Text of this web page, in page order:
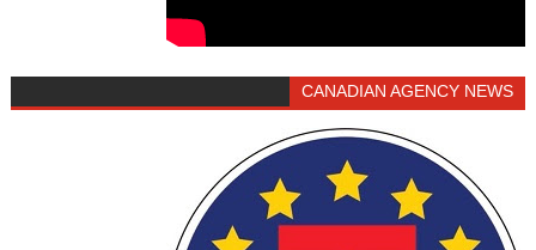
CANADIAN AGENCY NEWS